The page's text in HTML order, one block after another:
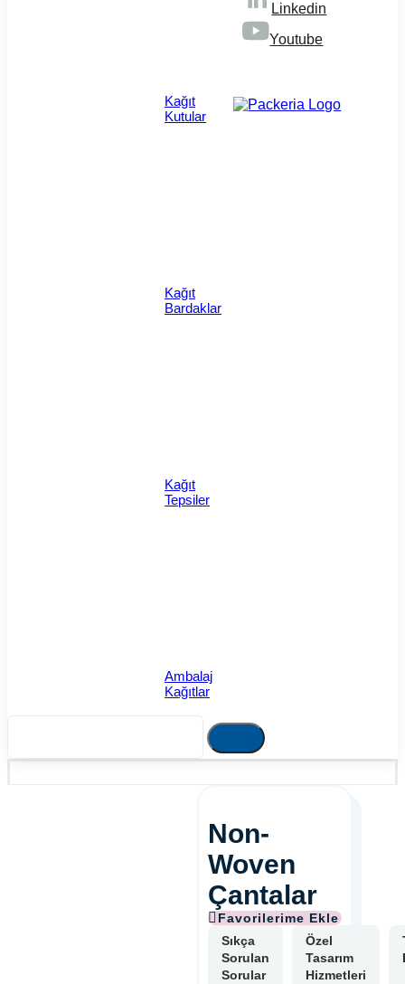
Kağıt
Kutular
Kağıt
Bardaklar
Kağıt
Tepsiler
Ambalaj
Kağıtlar
Linkedin
Youtube
Non-
Woven
Çantalar
Sıkça
Sorulan
Sorular
Özel
Tasarım
Hizmetleri